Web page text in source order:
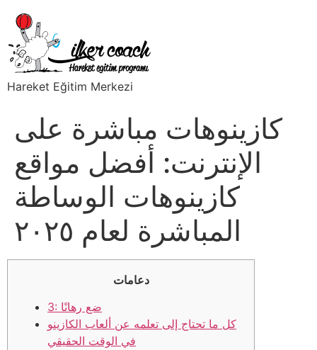
Hareket Eğitim Merkezi
كازينوهات مباشرة على
الإنترنت: أفضل مواقع
كازينوهات الوساطة
المباشرة لعام ٢٠٢٥
دعامات
3: ضع رهانًا
كل ما تحتاج إلى تعلمه عن ألعاب الكازينو
في الوقت الحقيقي